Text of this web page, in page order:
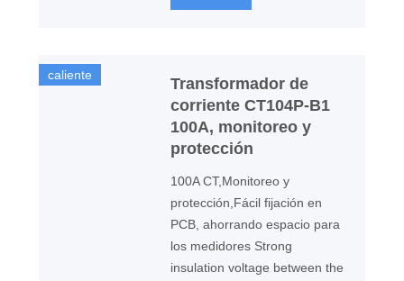
caliente
Transformador de
corriente CT104P-B1
100A, monitoreo y
protección
100A CT,Monitoreo y
protección,Fácil fijación en
PCB, ahorrando espacio para
los medidores Strong
insulation voltage between the